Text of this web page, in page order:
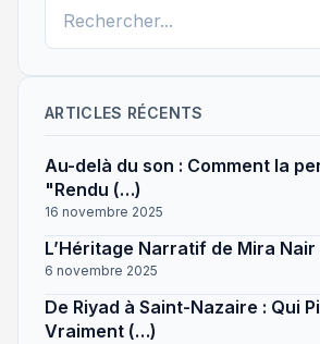
ARTICLES RÉCENTS
Au-delà du son : Comment la
"Rendu (…)
16 novembre 2025
L’Héritage Narratif de Mira Nair
6 novembre 2025
De Riyad à Saint-Nazaire : Qui
Vraiment (…)